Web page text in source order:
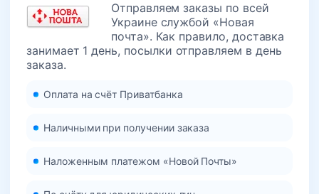
Отправляем заказы по всей
Украине службой «Новая
почта». Как правило, доставка
занимает 1 день, посылки отправляем в день
заказа.
Оплата на счёт Приватбанка
Наличными при получении заказа
Наложенным платежом «Новой Почты»